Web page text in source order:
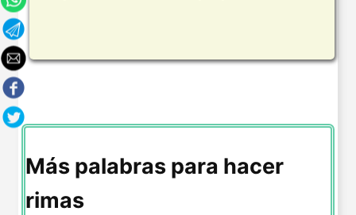
Más palabras para hacer
rimas